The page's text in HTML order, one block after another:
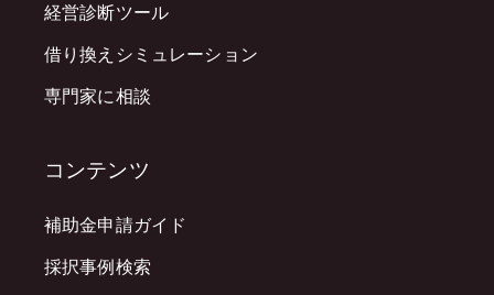
経営診断ツール
借り換えシミュレーション
専門家に相談
コンテンツ
補助金申請ガイド
採択事例検索